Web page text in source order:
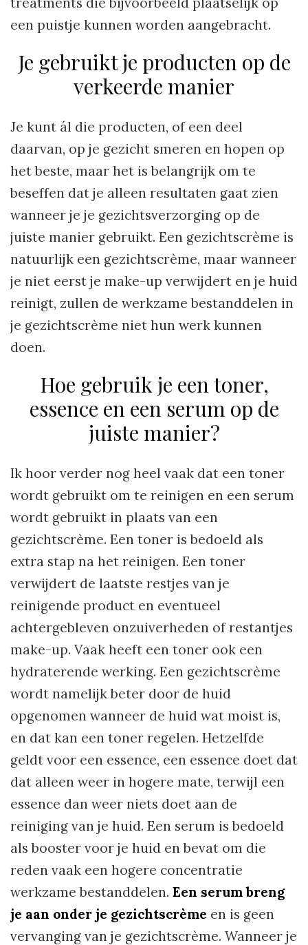
een puistje kunnen worden aangebracht.
Je gebruikt je producten op de
verkeerde manier
Je kunt ál die producten, of een deel
daarvan, op je gezicht smeren en hopen op
het beste, maar het is belangrijk om te
beseffen dat je alleen resultaten gaat zien
wanneer je je gezichtsverzorging op de
juiste manier gebruikt. Een gezichtscrème is
natuurlijk een gezichtscrème, maar wanneer
je niet eerst je make-up verwijdert en je huid
reinigt, zullen de werkzame bestanddelen in
je gezichtscrème niet hun werk kunnen
doen.
Hoe gebruik je een toner,
essence en een serum op de
juiste manier?
Ik hoor verder nog heel vaak dat een toner
wordt gebruikt om te reinigen en een serum
wordt gebruikt in plaats van een
gezichtscrème. Een toner is bedoeld als
extra stap na het reinigen. Een toner
verwijdert de laatste restjes van je
reinigende product en eventueel
achtergebleven onzuiverheden of restantjes
make-up. Vaak heeft een toner ook een
hydraterende werking. Een gezichtscrème
wordt namelijk beter door de huid
opgenomen wanneer de huid wat moist is,
en dat kan een toner regelen. Hetzelfde
geldt voor een essence, een essence doet dat
dat alleen weer in hogere mate, terwijl een
essence dan weer niets doet aan de
reiniging van je huid. Een serum is bedoeld
als booster voor je huid en bevat om die
reden vaak een hogere concentratie
werkzame bestanddelen. Een serum breng
je aan onder je gezichtscrème en is geen
vervanging van je gezichtscrème. Wanneer je